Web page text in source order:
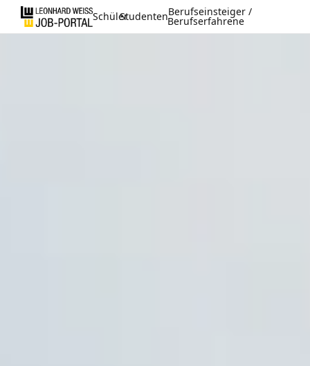
SchülerStudentenBerufseinsteiger /
Berufserfahrene